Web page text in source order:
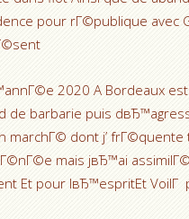
pour rГ©publique avec
2020 A Bordeaux
de barbarie puis
marchГ© dont j’
mais jвЂ™ai
Et pour lвЂ™espritEt VoilГ